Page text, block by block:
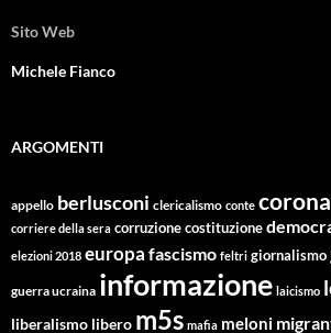
Sito Web
Michele Fianco
ARGOMENTI
appello berlusconi clericalismo conte
corriere della sera corruzionecostituzione
elezioni 2018 europa fascismo feltri giornalismo
guerra ucraina informazione laicismo
liberalismo libero m5s mafia meloni